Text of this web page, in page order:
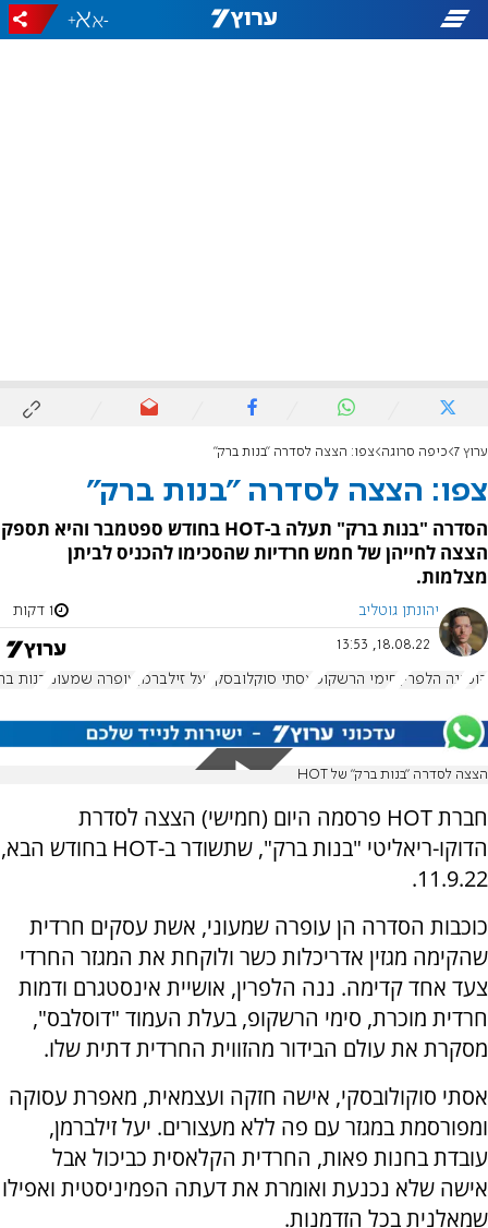
-
+
ערוץ 7 כיפה סרוגה צפו: הצצה לסדרה "בנות ברק"
צפו: הצצה לסדרה "בנות ברק"
הסדרה "בנות ברק" תעלה ב-HOT בחודש ספטמבר והיא תספק
הצצה לחייהן של חמש חרדיות שהסכימו להכניס לביתן
מצלמות.
יהונתן גוטליב 1 דקות
18.08.22, 13:53
הוט ננה הלפרין סימי הרשקופ אסתי סוקלובסקי יעל זילברמן עופרה שמעוני בנות
הצצה לסדרה "בנות ברק" של HOT
חברת HOT פרסמה היום (חמישי) הצצה לסדרת
הדוקו-ריאליטי "בנות ברק", שתשודר ב-HOT בחודש הבא,
11.9.22.
כוכבות הסדרה הן עופרה שמעוני, אשת עסקים חרדית
שהקימה מגזין אדריכלות כשר ולוקחת את המגזר החרדי
צעד אחד קדימה. ננה הלפרין, אושיית אינסטגרם ודמות
חרדית מוכרת, סימי הרשקופ, בעלת העמוד "דוסלבס",
מסקרת את עולם הבידור מהזווית החרדית דתית שלו.
אסתי סוקולובסקי, אישה חזקה ועצמאית, מאפרת עסוקה
ומפורסמת במגזר עם פה ללא מעצורים. יעל זילברמן,
עובדת בחנות פאות, החרדית הקלאסית כביכול אבל
אישה שלא נכנעת ואומרת את דעתה הפמיניסטית ואפילו
שמאלנית בכל הזדמנות.